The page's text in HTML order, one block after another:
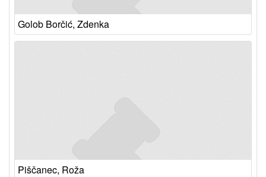
Golob Borčić, Zdenka
Piščanec, Roža